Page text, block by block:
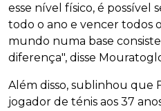
esse nível físico, é possível
todo o ano e vencer todos
mundo numa base
diferença", disse
Além disso, sublinhou que
jogador de ténis aos 37